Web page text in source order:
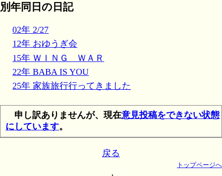
別年同日の日記
02年 2/27
12年 おゆうぎ会
15年 ＷＩＮＧ ＷＡＲ
22年 BABA IS YOU
25年 家族旅行行ってきました
申し訳ありませんが、現在意見投稿をできない状態
にしています。
戻る
トップページへ